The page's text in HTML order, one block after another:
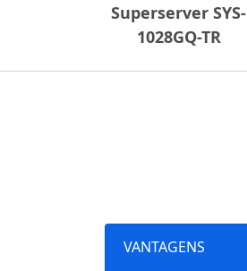
Superserver SYS-
1028GQ-TR
VANTAGENS